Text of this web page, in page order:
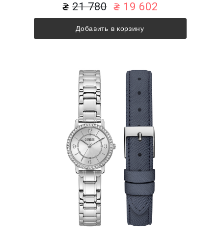
21 780 19 602
Добавить в корзину